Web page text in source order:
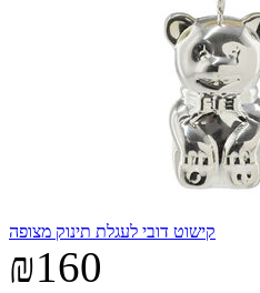
קישוט דובי לעגלת תינוק מצופה
₪160